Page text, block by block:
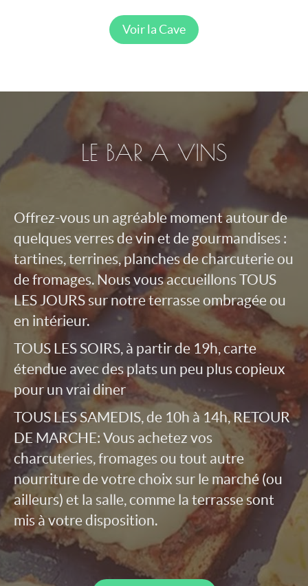
Voir la Cave
LE BAR A VINS
Offrez-vous un agréable moment autour de
quelques verres de vin et de gourmandises :
tartines, terrines, planches de charcuterie ou
de fromages. Nous vous accueillons TOUS
LES JOURS sur notre terrasse ombragée ou
en intérieur.
TOUS LES SOIRS, à partir de 19h, carte
étendue avec des plats un peu plus copieux
pour un vrai diner
TOUS LES SAMEDIS, de 10h à 14h, RETOUR
DE MARCHE: Vous achetez vos
charcuteries, fromages ou tout autre
nourriture de votre choix sur le marché (ou
ailleurs) et la salle, comme la terrasse sont
mis à votre disposition.